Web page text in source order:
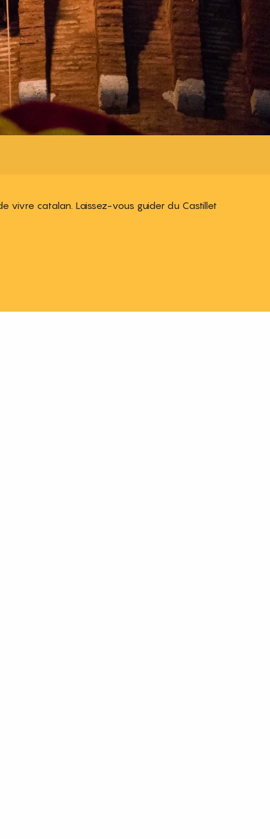
vivre catalan. Laissez-vous guider du Castillet